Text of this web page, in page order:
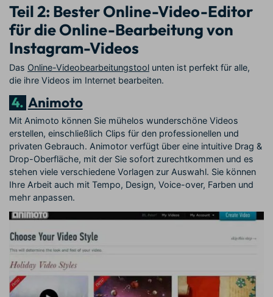
Teil 2: Bester Online-Video-Editor
für die Online-Bearbeitung von
Instagram-Videos
Das Online-Videobearbeitungstool unten ist perfekt für alle,
die ihre Videos im Internet bearbeiten.
4. Animoto
Mit Animoto können Sie mühelos wunderschöne Videos
erstellen, einschließlich Clips für den professionellen und
privaten Gebrauch. Animotor verfügt über eine intuitive Drag &
Drop-Oberfläche, mit der Sie sofort zurechtkommen und es
stehen viele verschiedene Vorlagen zur Auswahl. Sie können
Ihre Arbeit auch mit Tempo, Design, Voice-over, Farben und
mehr anpassen.